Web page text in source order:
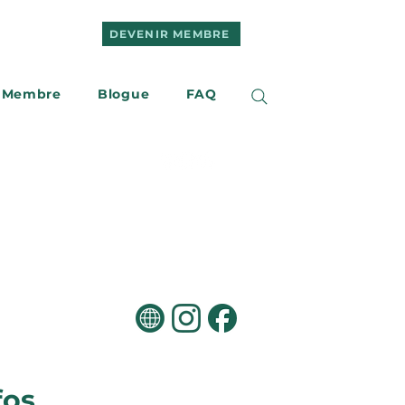
DEVENIR MEMBRE
Blogue FAQ